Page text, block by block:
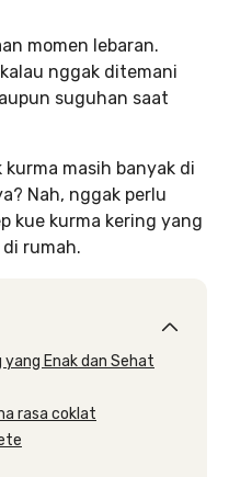
momen lebaran.
nggak ditemani
suguhan saat
masih banyak di
Nah, nggak perlu
kue kurma kering yang
rumah.
yang Enak dan Sehat
rasa coklat